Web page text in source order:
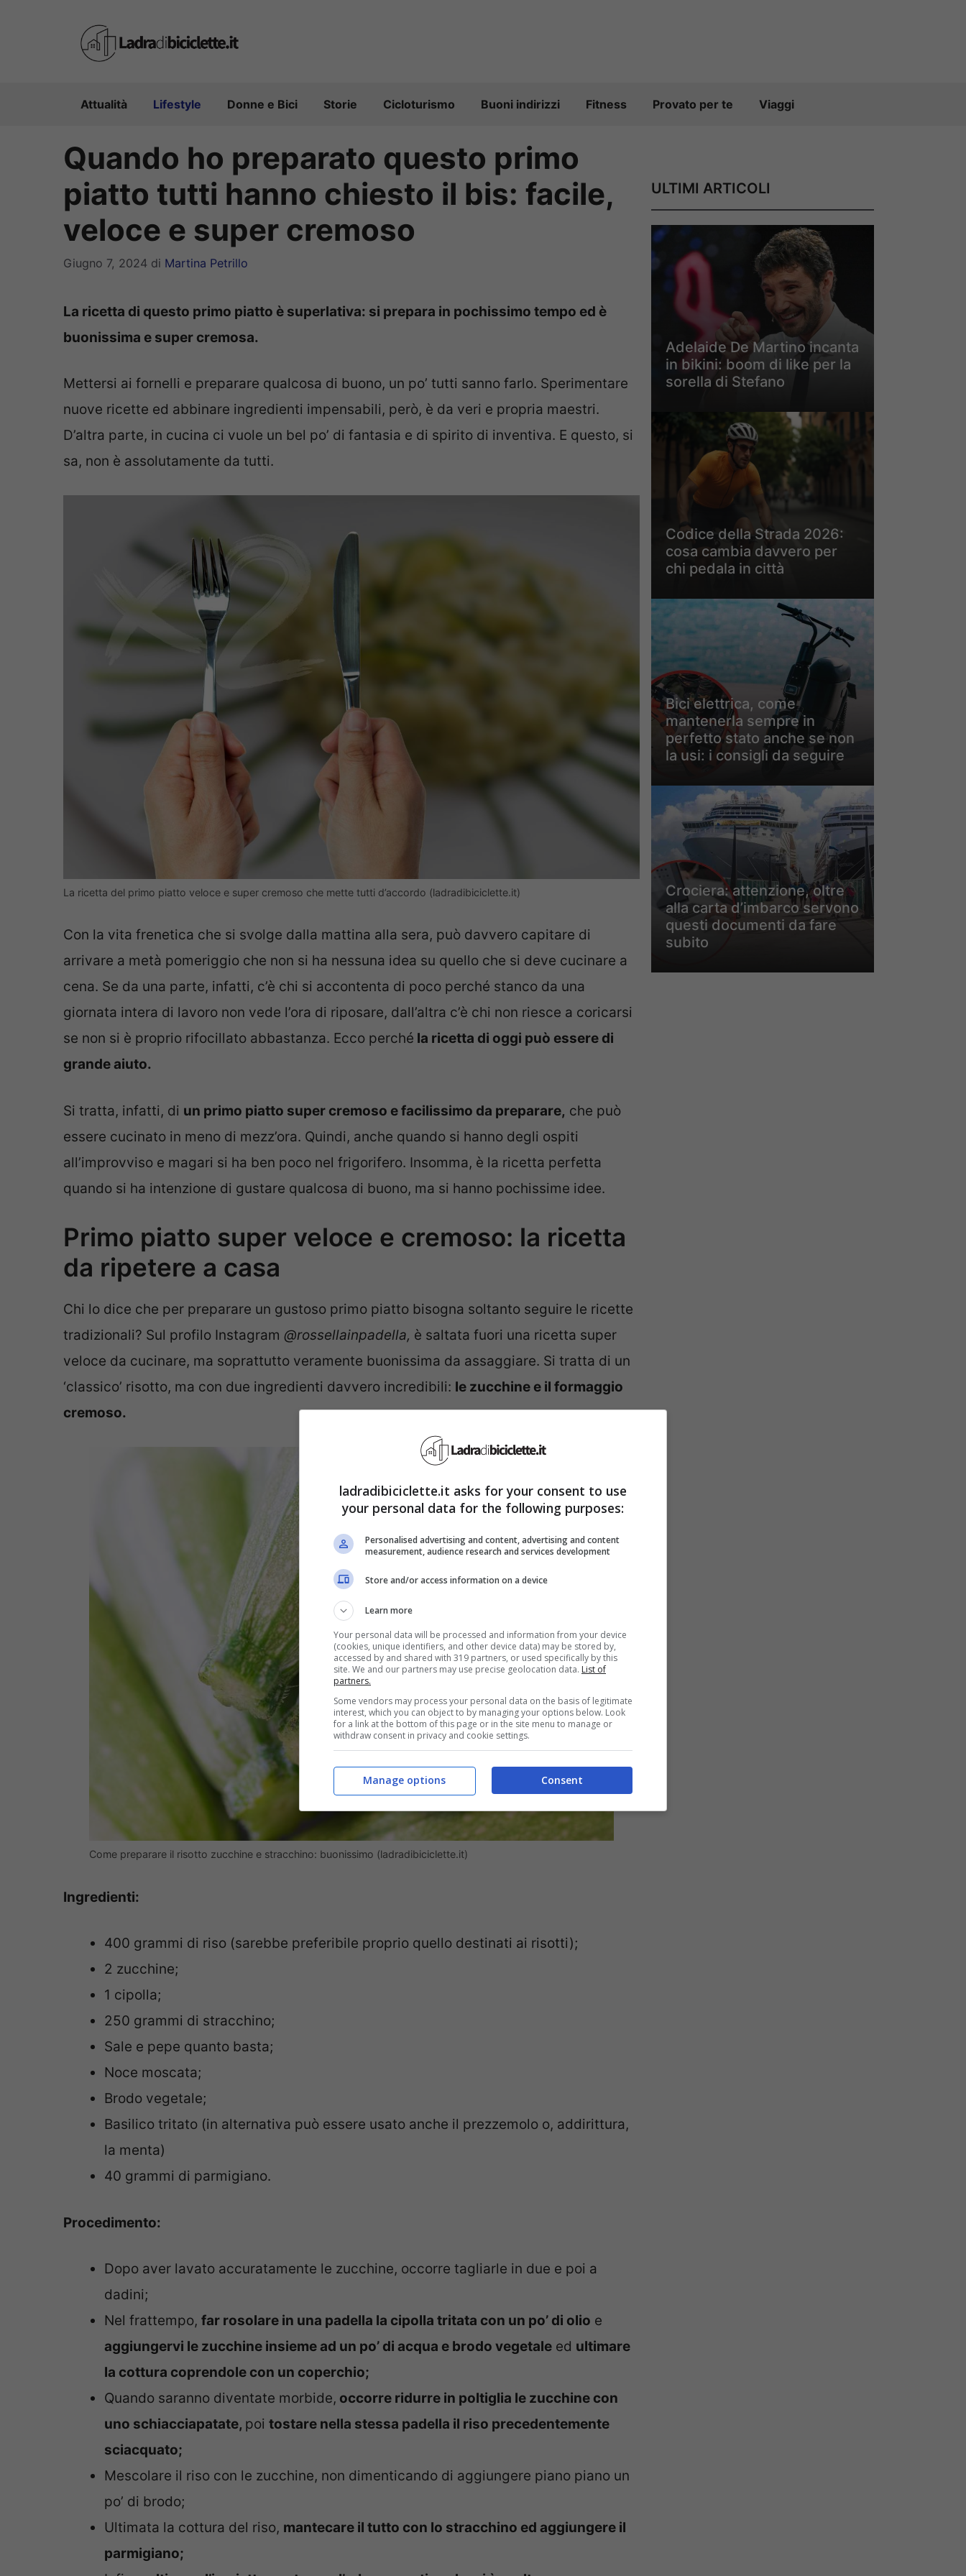
Attualità Lifestyle Donne e Bici Storie Cicloturismo Buoni indirizzi Fitness Provato per te Viaggi
Quando ho preparato questo primo
piatto tutti hanno chiesto il bis: facile,
veloce e super cremoso
Giugno 7, 2024 di Martina Petrillo
La ricetta di questo primo piatto è superlativa: si prepara in pochissimo tempo ed è
buonissima e super cremosa.
Mettersi ai fornelli e preparare qualcosa di buono, un po’ tutti sanno farlo. Sperimentare
nuove ricette ed abbinare ingredienti impensabili, però, è da veri e propria maestri.
D’altra parte, in cucina ci vuole un bel po’ di fantasia e di spirito di inventiva. E questo, si
sa, non è assolutamente da tutti.
La ricetta del primo piatto veloce e super cremoso che mette tutti d’accordo (ladradibiciclette.it)
Con la vita frenetica che si svolge dalla mattina alla sera, può davvero capitare di
arrivare a metà pomeriggio che non si ha nessuna idea su quello che si deve cucinare a
cena. Se da una parte, infatti, c’è chi si accontenta di poco perché stanco da una
giornata intera di lavoro non vede l’ora di riposare, dall’altra c’è chi non riesce a coricarsi
se non si è proprio rifocillato abbastanza. Ecco perché la ricetta di oggi può essere di
grande aiuto.
Si tratta, infatti, di un primo piatto super cremoso e facilissimo da preparare, che può
essere cucinato in meno di mezz’ora. Quindi, anche quando si hanno degli ospiti
all’improvviso e magari si ha ben poco nel frigorifero. Insomma, è la ricetta perfetta
quando si ha intenzione di gustare qualcosa di buono, ma si hanno pochissime idee.
Primo piatto super veloce e cremoso: la ricetta
da ripetere a casa
Chi lo dice che per preparare un gustoso primo piatto bisogna soltanto seguire le ricette
tradizionali? Sul profilo Instagram @rossellainpadella, è saltata fuori una ricetta super
veloce da cucinare, ma soprattutto veramente buonissima da assaggiare. Si tratta di un
‘classico’ risotto, ma con due ingredienti davvero incredibili: le zucchine e il formaggio
cremoso.
Come preparare il risotto zucchine e stracchino: buonissimo (ladradibiciclette.it)
Ingredienti:
400 grammi di riso (sarebbe preferibile proprio quello destinati ai risotti);
2 zucchine;
1 cipolla;
250 grammi di stracchino;
Sale e pepe quanto basta;
Noce moscata;
Brodo vegetale;
Basilico tritato (in alternativa può essere usato anche il prezzemolo o, addirittura,
la menta)
40 grammi di parmigiano.
Procedimento:
Dopo aver lavato accuratamente le zucchine, occorre tagliarle in due e poi a
dadini;
Nel frattempo, far rosolare in una padella la cipolla tritata con un po’ di olio e
aggiungervi le zucchine insieme ad un po’ di acqua e brodo vegetale ed ultimare
la cottura coprendole con un coperchio;
Quando saranno diventate morbide, occorre ridurre in poltiglia le zucchine con
uno schiacciapatate, poi tostare nella stessa padella il riso precedentemente
sciacquato;
Mescolare il riso con le zucchine, non dimenticando di aggiungere piano piano un
po’ di brodo;
Ultimata la cottura del riso, mantecare il tutto con lo stracchino ed aggiungere il
parmigiano;
ULTIMI ARTICOLI
Adelaide De Martino incanta
in bikini: boom di like per la
sorella di Stefano
Codice della Strada 2026:
cosa cambia davvero per
chi pedala in città
Bici elettrica, come
mantenerla sempre in
perfetto stato anche se non
la usi: i consigli da seguire
Crociera: attenzione, oltre
alla carta d’imbarco servono
questi documenti da fare
subito
ladradibiciclette.it asks for your consent to use
your personal data for the following purposes:
Personalised advertising and content, advertising and content
measurement, audience research and services development
Store and/or access information on a device
Learn more
Your personal data will be processed and information from your device
(cookies, unique identifiers, and other device data) may be stored by,
accessed by and shared with 319 partners, or used specifically by this
site. We and our partners may use precise geolocation data. List of
partners.
Some vendors may process your personal data on the basis of legitimate
interest, which you can object to by managing your options below. Look
for a link at the bottom of this page or in the site menu to manage or
withdraw consent in privacy and cookie settings.
Consent
Manage options